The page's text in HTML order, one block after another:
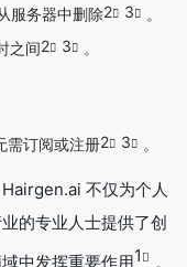
服务器中删除2 3
。
之间2 3 。
需订阅或注册2 3 。
不仅为个人
的专业人士提供了创
中发挥重要作用1 。